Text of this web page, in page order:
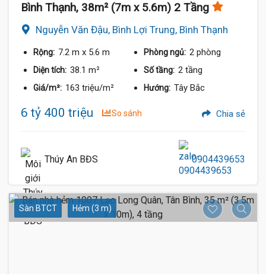
Bình Thạnh, 38m² (7m x 5.6m) 2 Tầng
Nguyễn Văn Đậu, Bình Lợi Trung, Bình Thạnh
Rộng: 7.2 m x 5.6 m Phòng ngủ: 2 phòng
Diện tích: 38.1 m² Số tầng: 2 tầng
Giá/m²: 163 triệu/m² Hướng: Tây Bắc
6 tỷ 400 triệu So sánh Chia sẻ
Thúy An BĐS 0904439653
Sàn BTCT Hẻm (3 m)